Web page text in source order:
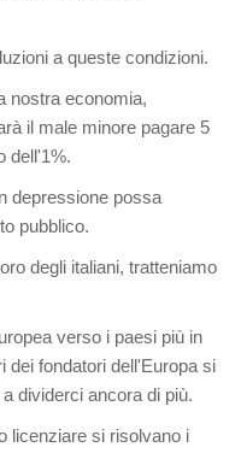
a queste condizioni.
nostra economia,
il male minore pagare 5
dell'1%.
depressione possa
pubblico.
degli italiani, tratteniamo
verso i paesi più in
dei fondatori dell'Europa si
dividerci ancora di più.
licenziare si risolvano i